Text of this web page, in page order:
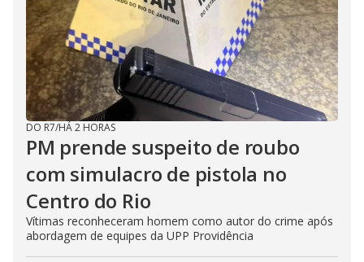
DO R7/HÁ 2 HORAS
PM prende suspeito de roubo
com simulacro de pistola no
Centro do Rio
Vítimas reconheceram homem como autor do crime após
abordagem de equipes da UPP Providência